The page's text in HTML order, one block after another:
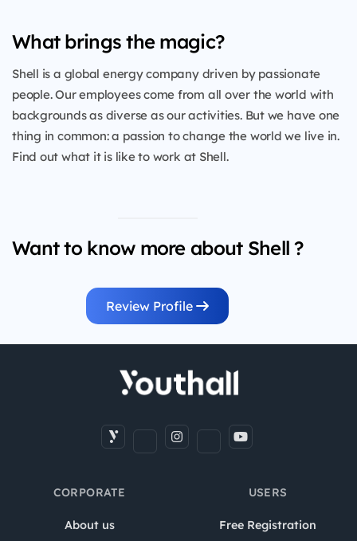
What brings the magic?
Shell is a global energy company driven by passionate
people. Our employees come from all over the world with
backgrounds as diverse as our activities. But we have one
thing in common: a passion to change the world we live in.
Find out what it is like to work at Shell.
Want to know more about Shell ?
Review Profile
CORPORATE
About us
USERS
Free Registration